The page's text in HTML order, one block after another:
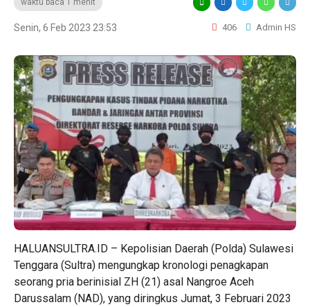
waktu baca 1 menit
Senin, 6 Feb 2023 23:53 406 Admin HS
HALUANSULTRA.ID – Kepolisian Daerah (Polda) Sulawesi
Tenggara (Sultra) mengungkap kronologi penagkapan
seorang pria berinisial ZH (21) asal Nangroe Aceh
Darussalam (NAD), yang diringkus Jumat, 3 Februari 2023